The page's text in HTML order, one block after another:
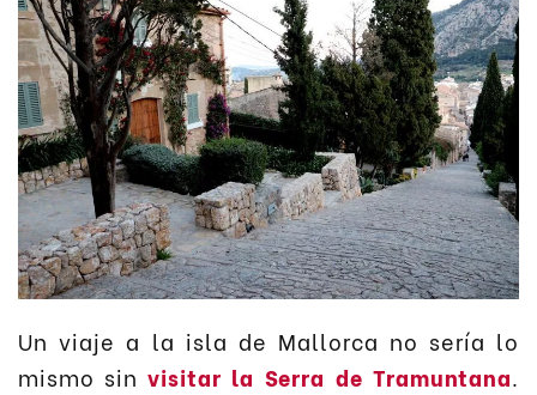
Un viaje a la isla de Mallorca no sería lo
mismo sinvisitar la Serra de Tramuntana.